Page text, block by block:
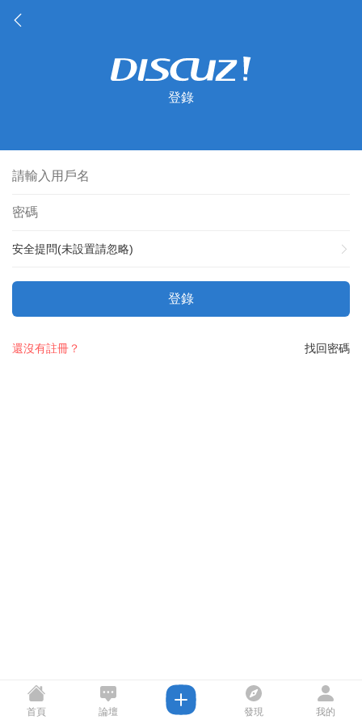
登錄
安全提問(未設置請忽略)
登錄
找回密碼
還沒有註冊？
首頁 論壇 發現 我的